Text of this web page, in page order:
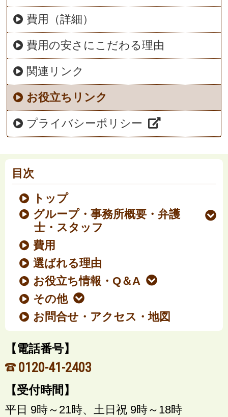
費用（詳細）
費用の安さにこだわる理由
関連リンク
お役立ちリンク
プライバシーポリシー
目次
トップ
グループ・事務所概要・弁護
士・スタッフ
費用
選ばれる理由
お役立ち情報・Q＆A
その他
お問合せ・アクセス・地図
【電話番号】
0120-41-2403
【受付時間】
平日 9時～21時、土日祝 9時～18時